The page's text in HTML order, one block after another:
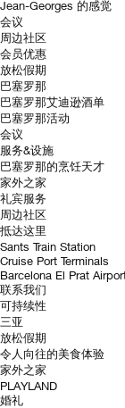
Jean-Georges 的感觉
会议
周边社区
会员优惠
放松假期
巴塞罗那
巴塞罗那艾迪逊酒单
巴塞罗那活动
会议
服务&设施
巴塞罗那的烹饪天才
家外之家
礼宾服务
周边社区
抵达这里
Sants Train Station
Cruise Port Terminals
Barcelona El Prat
联系我们
可持续性
三亚
放松假期
令人向往的美食体验
家外之家
PLAYLAND
婚礼